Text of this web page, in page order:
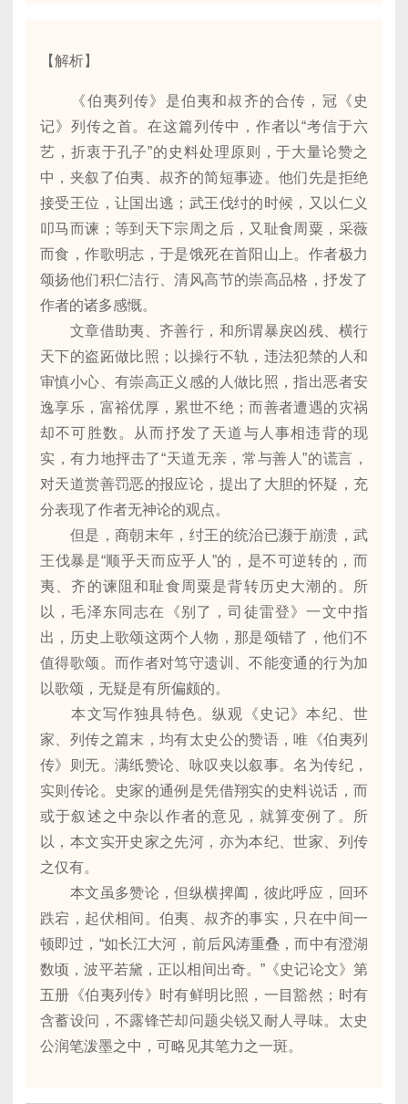
【解析】
《伯夷列传》是伯夷和叔齐的合传，冠《史
记》列传之首。在这篇列传中，作者以“考信于六
艺，折衷于孔子”的史料处理原则，于大量论赞之
中，夹叙了伯夷、叔齐的简短事迹。他们先是拒绝
接受王位，让国出逃；武王伐纣的时候，又以仁义
叩马而谏；等到天下宗周之后，又耻食周粟，采薇
而食，作歌明志，于是饿死在首阳山上。作者极力
颂扬他们积仁洁行、清风高节的崇高品格，抒发了
作者的诸多感慨。
文章借助夷、齐善行，和所谓暴戾凶残、横行
天下的盗跖做比照；以操行不轨，违法犯禁的人和
审慎小心、有崇高正义感的人做比照，指出恶者安
逸享乐，富裕优厚，累世不绝；而善者遭遇的灾祸
却不可胜数。从而抒发了天道与人事相违背的现
实，有力地抨击了“天道无亲，常与善人”的谎言，
对天道赏善罚恶的报应论，提出了大胆的怀疑，充
分表现了作者无神论的观点。
但是，商朝末年，纣王的统治已濒于崩溃，武
王伐暴是“顺乎天而应乎人”的，是不可逆转的，而
夷、齐的谏阻和耻食周粟是背转历史大潮的。所
以，毛泽东同志在《别了，司徒雷登》一文中指
出，历史上歌颂这两个人物，那是颂错了，他们不
值得歌颂。而作者对笃守遗训、不能变通的行为加
以歌颂，无疑是有所偏颇的。
本文写作独具特色。纵观《史记》本纪、世
家、列传之篇末，均有太史公的赞语，唯《伯夷列
传》则无。满纸赞论、咏叹夹以叙事。名为传纪，
实则传论。史家的通例是凭借翔实的史料说话，而
或于叙述之中杂以作者的意见，就算变例了。所
以，本文实开史家之先河，亦为本纪、世家、列传
之仅有。
本文虽多赞论，但纵横捭阖，彼此呼应，回环
跌宕，起伏相间。伯夷、叔齐的事实，只在中间一
顿即过，“如长江大河，前后风涛重叠，而中有澄湖
数顷，波平若黛，正以相间出奇。”《史记论文》第
五册《伯夷列传》时有鲜明比照，一目豁然；时有
含蓄设问，不露锋芒却问题尖锐又耐人寻味。太史
公润笔泼墨之中，可略见其笔力之一斑。